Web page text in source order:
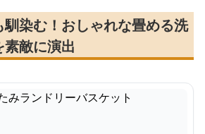
染む！おしゃれな畳める洗
敵に演出